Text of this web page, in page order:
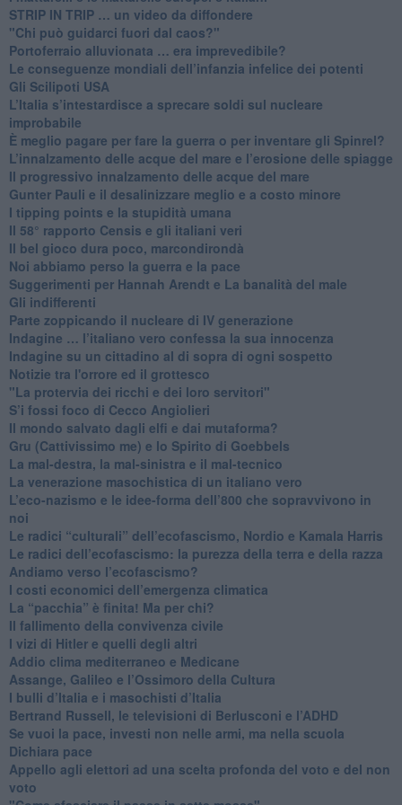
​STRIP IN TRIP … un video da diffondere
"Chi può guidarci fuori dal caos?"
​Portoferraio alluvionata … era imprevedibile?
Le conseguenze mondiali dell’infanzia infelice dei potenti
​Gli Scilipoti USA
L’Italia s’intestardisce a sprecare soldi sul nucleare
improbabile
È meglio pagare per fare la guerra o per inventare gli Spinrel?
​L’innalzamento delle acque del mare e l’erosione delle spiagge
​Il progressivo innalzamento delle acque del mare
​Gunter Pauli e il desalinizzare meglio e a costo minore
I tipping points e la stupidità umana
​Il 58° rapporto Censis e gli italiani veri
​Il bel gioco dura poco, marcondirondà
Noi abbiamo perso la guerra e la pace
Suggerimenti per Hannah Arendt e La banalità del male
​Gli indifferenti
Parte zoppicando il nucleare di IV generazione
​Indagine … l’italiano vero confessa la sua innocenza
Indagine su un cittadino al di sopra di ogni sospetto
Notizie tra l'orrore ed il grottesco
"La protervia dei ricchi e dei loro servitori"
S’i fossi foco di Cecco Angiolieri
​Il mondo salvato dagli elfi e dai mutaforma?
Gru (Cattivissimo me) e lo Spirito di Goebbels
​La mal-destra, la mal-sinistra e il mal-tecnico
​La venerazione masochistica di un italiano vero
​L’eco-nazismo e le idee-forma dell’800 che sopravvivono in
noi
​Le radici “culturali” dell’ecofascismo, Nordio e Kamala Harris
Le radici dell’ecofascismo: la purezza della terra e della razza
Andiamo verso l’ecofascismo?
I costi economici dell’emergenza climatica
​La “pacchia” è finita! Ma per chi?
​Il fallimento della convivenza civile
​I vizi di Hitler e quelli degli altri
Addio clima mediterraneo e Medicane
​Assange, Galileo e l’Ossimoro della Cultura
​I bulli d’Italia e i masochisti d’Italia
​Bertrand Russell, le televisioni di Berlusconi e l’ADHD
​Se vuoi la pace, investi non nelle armi, ma nella scuola
​Dichiara pace
​Appello agli elettori ad una scelta profonda del voto e del non
voto